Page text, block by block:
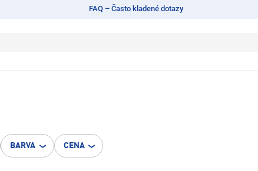
FAQ – Často kladené dotazy
BARVA CENA